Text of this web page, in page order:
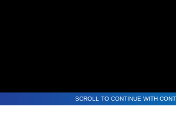
SCROLL TO CONTINUE WITH